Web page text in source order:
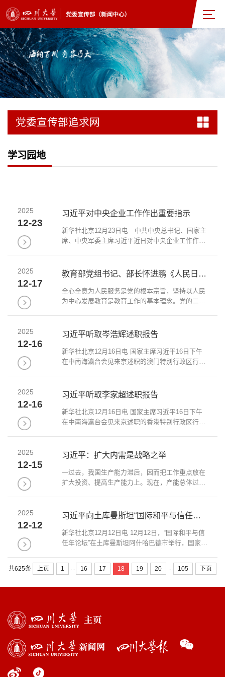
党委宣传部追求网
学习园地
2025
12-23
习近平对中央企业工作作出重要指示
新华社北京12月23日电 中共中央总书记、国家主
席、中央军委主席习近平近日对中央企业工作作出
济中发挥了骨干和支柱作用。习近平强调...
2025
12-17
教育部党组书记、部长怀进鹏《人民日报》撰文：办好人民满意的教育
全心全意为人民服务是党的根本宗旨，坚持以人民
为中心发展教育是教育工作的基本理念。党的二十
民满意的教育，对“十五五”时期教育事...
2025
12-16
习近平听取岑浩辉述职报告
新华社北京12月16日电 国家主席习近平16日下午
在中南海瀛台会见来京述职的澳门特别行政区行政
辉行政长官带领新一届特别行政区政府，锐...
2025
12-16
习近平听取李家超述职报告
新华社北京12月16日电 国家主席习近平16日下午
在中南海瀛台会见来京述职的香港特别行政区行政
超行政长官带领特别行政区政府，勇于担当...
2025
12-15
习近平：扩大内需是战略之举
一过去，我国生产能力滞后，因而把工作重点放在
扩大投资、提高生产能力上。现在，产能总体过
增长的重要动力，但最终消费才是经济增长...
2025
12-12
习近平向土库曼斯坦“国际和平与信任年论坛”致贺信
新华社北京12月12日电 12月12日，“国际和平与信
任年论坛”在土库曼斯坦阿什哈巴德市举行，国家主
曼斯坦提议、联合国大会确立的国际和平与信任
年，今天又恰逢土库曼斯坦获得永久中立...
共625条 上页 1 ... 16 17 18 19 20 ... 105 下页